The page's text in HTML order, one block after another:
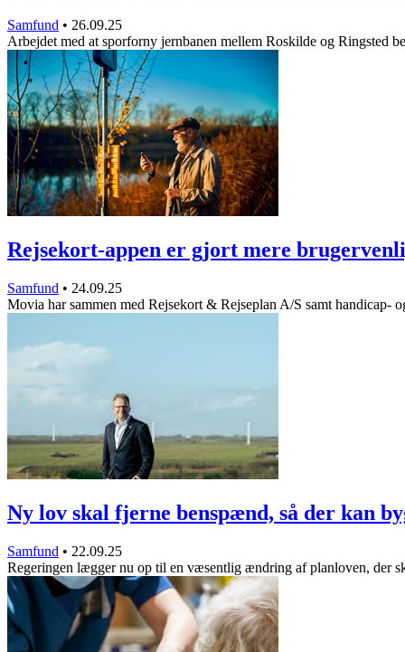
Samfund • 26.09.25
Arbejdet med at sporforny jernbanen mellem Roskilde og Ringsted
Rejsekort-appen er gjort mere
Samfund • 24.09.25
Movia har sammen med Rejsekort & Rejseplan A/S samt handicap-
Ny lov skal fjerne benspænd, så der kan
Samfund • 22.09.25
Regeringen lægger nu op til en væsentlig ændring af planloven, der